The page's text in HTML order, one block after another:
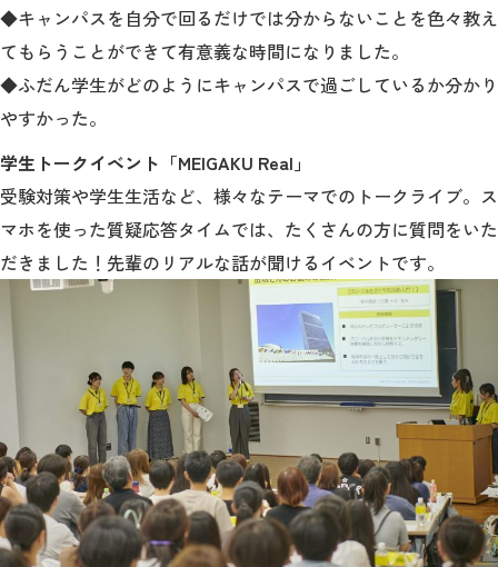
◆キャンパスを自分で回るだけでは分からないことを色々教え
てもらうことができて有意義な時間になりました。
◆ふだん学生がどのようにキャンパスで過ごしているか分かり
やすかった。
学生トークイベント「MEIGAKU Real」
受験対策や学生生活など、様々なテーマでのトークライブ。ス
マホを使った質疑応答タイムでは、たくさんの方に質問をいた
だきました！先輩のリアルな話が聞けるイベントです。